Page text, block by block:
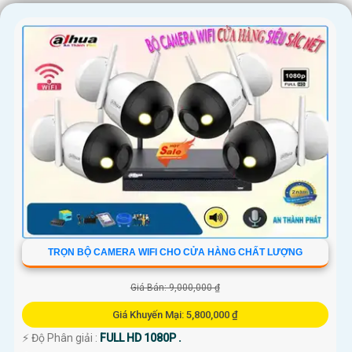
TRỌN BỘ CAMERA WIFI CHO CỬA HÀNG CHẤT LƯỢNG
Giá Bán: 9,000,000 ₫
Giá Khuyến Mại: 5,800,000 ₫
️⚡ Độ Phân giải : FULL HD 1080P .